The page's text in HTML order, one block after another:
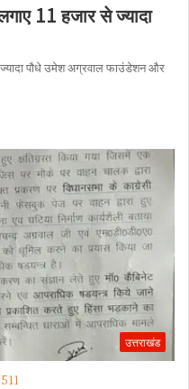
11 हजार से ज्यादा
पौधे उमेश अग्रवाल फाउंडेशन और
उत्तराखंड
511